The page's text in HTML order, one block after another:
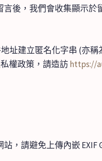
後，我們會收集顯示於
址建立匿名化字串 (亦稱
權政策，請造訪https://
，請避免上傳內嵌